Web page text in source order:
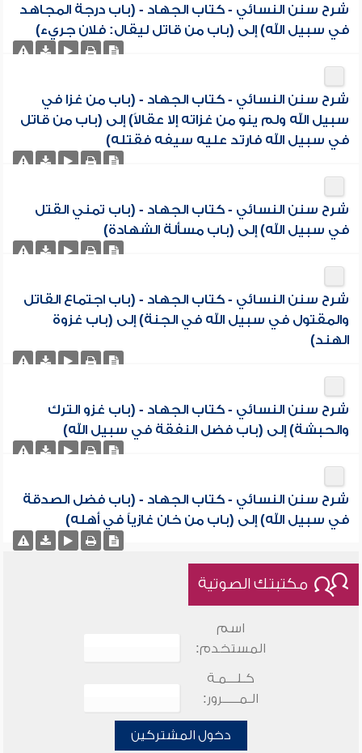
شرح سنن النسائي - كتاب الجهاد - (باب درجة المجاهد
في سبيل الله) إلى (باب من قاتل ليقال: فلان جريء)
شرح سنن النسائي - كتاب الجهاد - (باب من غزا في
سبيل الله ولم ينو من غزاته إلا عقالاً) إلى (باب من قاتل
في سبيل الله فارتد عليه سيفه فقتله)
شرح سنن النسائي - كتاب الجهاد - (باب تمني القتل
في سبيل الله) إلى (باب مسألة الشهادة)
شرح سنن النسائي - كتاب الجهاد - (باب اجتماع القاتل
والمقتول في سبيل الله في الجنة) إلى (باب غزوة
الهند)
شرح سنن النسائي - كتاب الجهاد - (باب غزو الترك
والحبشة) إلى (باب فضل النفقة في سبيل الله)
شرح سنن النسائي - كتاب الجهاد - (باب فضل الصدقة
في سبيل الله) إلى (باب من خان غازياً في أهله)
مكتبتك الصوتية
اسم
المستخدم:
كـلـــمـة
الـمـــــرور:
دخول المشتركين